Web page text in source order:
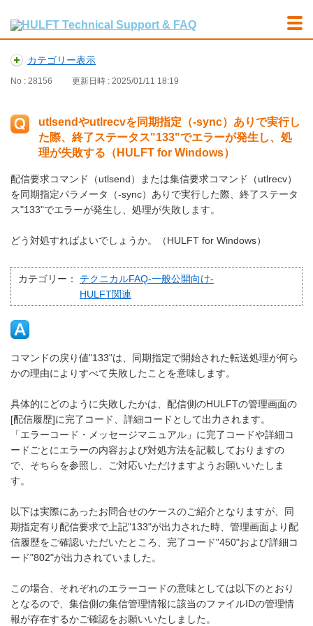
カテゴリー表示
No : 28156 更新日時 : 2025/01/11 18:19
utlsendやutlrecvを同期指定（-sync）ありで実行し
た際、終了ステータス"133"でエラーが発生し、処
理が失敗する（HULFT for Windows）
配信要求コマンド（utlsend）または集信要求コマンド（utlrecv）
を同期指定パラメータ（-sync）ありで実行した際、終了ステータ
ス"133"でエラーが発生し、処理が失敗します。
どう対処すればよいでしょうか。（HULFT for Windows）
カテゴリー：
テクニカルFAQ-一般公開向け-
HULFT関連
コマンドの戻り値"133"は、同期指定で開始された転送処理が何ら
かの理由によりすべて失敗したことを意味します。
具体的にどのように失敗したかは、配信側のHULFTの管理画面の
[配信履歴]に完了コード、詳細コードとして出力されます。
「エラーコード・メッセージマニュアル」に完了コードや詳細コ
ードごとにエラーの内容および対処方法を記載しておりますの
で、そちらを参照し、ご対応いただけますようお願いいたしま
す。
以下は実際にあったお問合せのケースのご紹介となりますが、同
期指定有り配信要求で上記"133"が出力された時、管理画面より配
信履歴をご確認いただいたところ、完了コード"450"および詳細コ
ード"802"が出力されていました。
この場合、それぞれのエラーコードの意味としては以下のとおり
となるので、集信側の集信管理情報に該当のファイルIDの管理情
報が存在するかご確認をお願いいたしました。